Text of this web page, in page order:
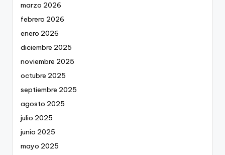
marzo 2026
febrero 2026
enero 2026
diciembre 2025
noviembre 2025
octubre 2025
septiembre 2025
agosto 2025
julio 2025
junio 2025
mayo 2025